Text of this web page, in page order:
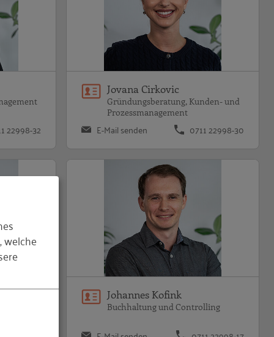
22998-32
Jovana Cirkovic
Gründungsberatung, Kunden- und
Prozessmanagement
E-Mail senden 0711 22998-30
Johannes Kofink
Buchhaltung und Controlling
welche